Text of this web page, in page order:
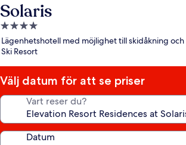
Solaris
4.0-
stjärnigt
boende
Lägenhetshotell med möjlighet till skidåkning
Ski Resort
Välj datum för att se priser
Vart reser du?
Datum